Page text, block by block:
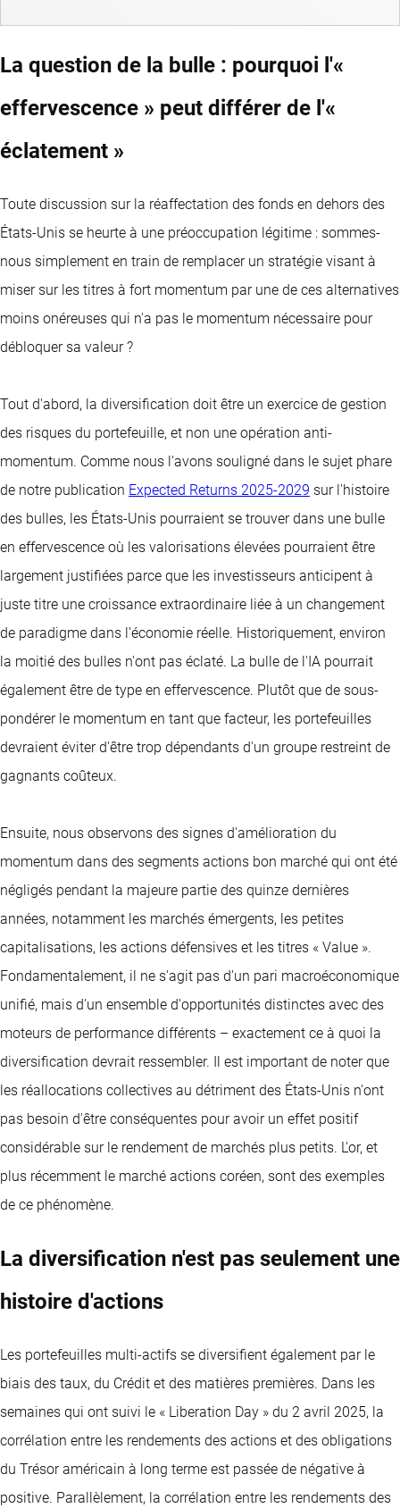
La question de la bulle : pourquoi l'«
effervescence » peut différer de l'«
éclatement »
Toute discussion sur la réaffectation des fonds en dehors des
États-Unis se heurte à une préoccupation légitime : sommes-
nous simplement en train de remplacer un stratégie visant à
miser sur les titres à fort momentum par une de ces alternatives
moins onéreuses qui n'a pas le momentum nécessaire pour
débloquer sa valeur ?
Tout d'abord, la diversification doit être un exercice de gestion
des risques du portefeuille, et non une opération anti-
momentum. Comme nous l'avons souligné dans le sujet phare
de notre publication Expected Returns 2025-2029 sur l'histoire
des bulles, les États-Unis pourraient se trouver dans une bulle
en effervescence où les valorisations élevées pourraient être
largement justifiées parce que les investisseurs anticipent à
juste titre une croissance extraordinaire liée à un changement
de paradigme dans l'économie réelle. Historiquement, environ
la moitié des bulles n'ont pas éclaté. La bulle de l'IA pourrait
également être de type en effervescence. Plutôt que de sous-
pondérer le momentum en tant que facteur, les portefeuilles
devraient éviter d'être trop dépendants d'un groupe restreint de
gagnants coûteux.
Ensuite, nous observons des signes d'amélioration du
momentum dans des segments actions bon marché qui ont été
négligés pendant la majeure partie des quinze dernières
années, notamment les marchés émergents, les petites
capitalisations, les actions défensives et les titres « Value ».
Fondamentalement, il ne s'agit pas d'un pari macroéconomique
unifié, mais d'un ensemble d'opportunités distinctes avec des
moteurs de performance différents – exactement ce à quoi la
diversification devrait ressembler. Il est important de noter que
les réallocations collectives au détriment des États-Unis n'ont
pas besoin d'être conséquentes pour avoir un effet positif
considérable sur le rendement de marchés plus petits. L'or, et
plus récemment le marché actions coréen, sont des exemples
de ce phénomène.
La diversification n'est pas seulement une
histoire d'actions
Les portefeuilles multi-actifs se diversifient également par le
biais des taux, du Crédit et des matières premières. Dans les
semaines qui ont suivi le « Liberation Day » du 2 avril 2025, la
corrélation entre les rendements des actions et des obligations
du Trésor américain à long terme est passée de négative à
positive. Parallèlement, la corrélation entre les rendements des